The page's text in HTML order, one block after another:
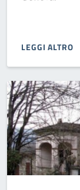
LEGGI ALTRO
}